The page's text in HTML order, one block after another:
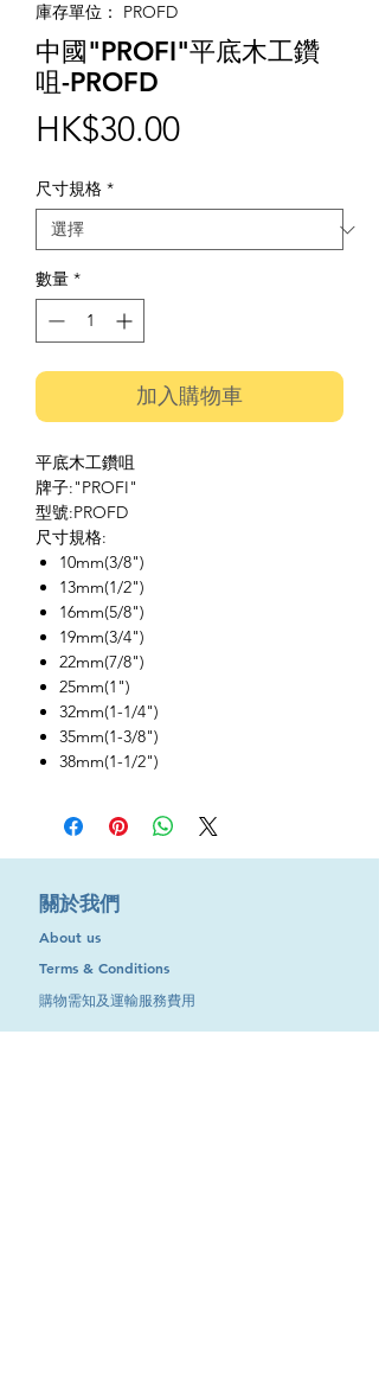
庫存單位： PROFD
中國"PROFI"平底木工鑽
咀-PROFD
HK$30.00價
尺寸規格 *
數量 *
加入購物車
平底木工鑽咀
牌子:"PROFI"
型號:PROFD
尺寸規格:
10mm(3/8")
13mm(1/2")
16mm(5/8")
19mm(3/4")
22mm(7/8")
25mm(1")
32mm(1-1/4")
35mm(1-3/8")
38mm(1-1/2")
​關於我們
About us
Terms & Conditions
購物需知及運輸服務費用